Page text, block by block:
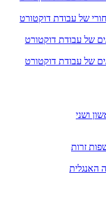
של עבודת דוקטורט
של עבודת דוקטורט
של עבודת דוקטורט
ושני
זרות
האנגלית